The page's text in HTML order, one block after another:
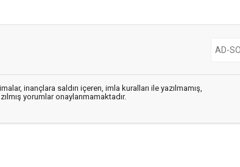
inançlara saldırı içeren, imla kuralları ile yazılmamış,
yorumlar onaylanmamaktadır.